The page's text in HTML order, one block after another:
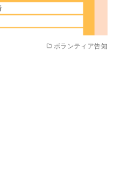
ボランティア告知